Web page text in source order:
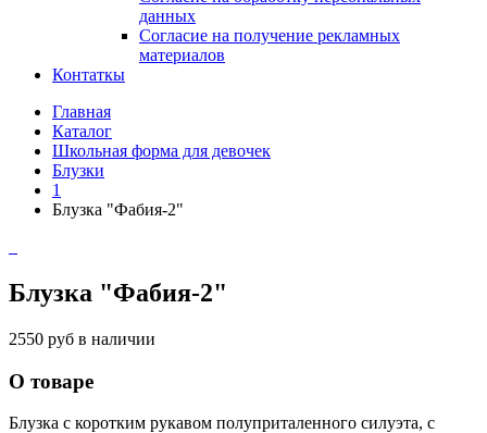
данных
Согласие на получение рекламных
материалов
Контаткы
Главная
Каталог
Школьная форма для девочек
Блузки
1
Блузка "Фабия-2"
Блузка "Фабия-2"
2550 руб в наличии
О товаре
Блузка с коротким рукавом полуприталенного силуэта, с